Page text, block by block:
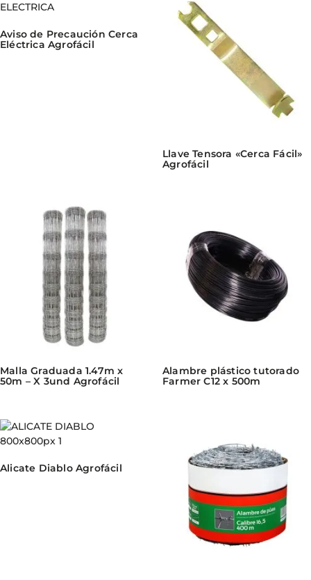
Aviso de Precaución Cerca
Eléctrica Agrofácil
Llave Tensora «Cerca Fácil»
Agrofácil
Malla Graduada 1.47m x
50m – X 3und Agrofácil
Alambre plástico tutorado
Farmer C12 x 500m
Alicate Diablo Agrofácil